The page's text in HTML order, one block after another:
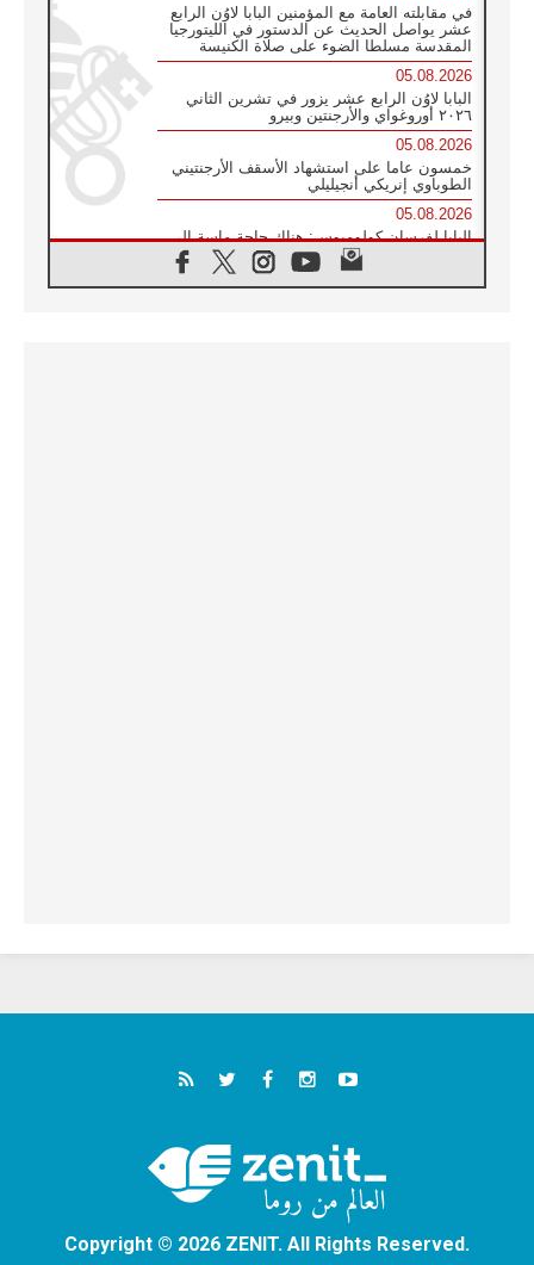
في مقابلته العامة مع المؤمنين البابا لاوُن الرابع
عشر يواصل الحديث عن الدستور في الليتورجيا
المقدسة مسلطا الضوء على صلاة الكنيسة
05.08.2026
البابا لاوُن الرابع عشر يزور في تشرين الثاني
٢٠٢٦ أوروغواي والأرجنتين وبيرو
05.08.2026
خمسون عاما على استشهاد الأسقف الأرجنتيني
الطوباوي إنريكي أنجيليلي
05.08.2026
البابا لفرسان كولومبوس: هناك حاجة ماسة إلى
أنبياء تناغم يسعون إلى بناء الجسور
04.08.2026
Copyright © 2026 ZENIT. All Rights Reserved.